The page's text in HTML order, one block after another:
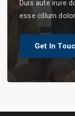
Duis aute irure
esse cillum
Get In